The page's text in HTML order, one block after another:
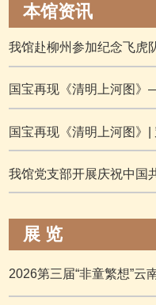
本馆资讯
我馆赴柳州参加纪念飞虎
国宝再现《清明上河图
国宝再现《清明上河图》|
我馆党支部开展庆祝中国
展 览
2026第三届“非童繁想”云